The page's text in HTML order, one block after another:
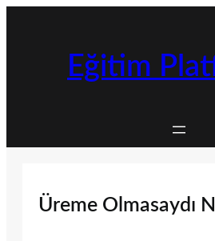
Eğitim
Üreme Olmasaydı